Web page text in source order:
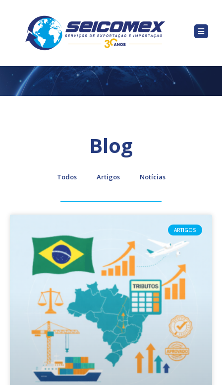
Blog
Todos Artigos Notícias
ARTIGOS